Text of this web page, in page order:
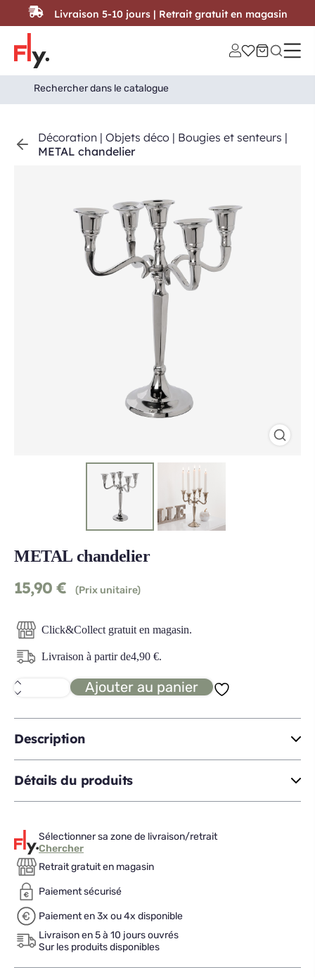
Passer au contenu
Search
for:
Search Button
Décoration | Objets déco | Bougies et senteurs |
METAL chandelier
METAL chandelier
15,90 € (Prix unitaire)
Click&Collect gratuit en magasin.
Livraison à partir de4,90 €.
quantité
de
chandelier
Ajouter au panier
Description
Détails du produits
Sélectionner sa zone de livraison/retrait
Chercher
Retrait gratuit en magasin
Paiement sécurisé
Paiement en 3x ou 4x disponible
Livraison en 5 à 10 jours ouvrés
Sur les produits disponibles
Livraison 5-10 jours | Retrait gratuit en magasin